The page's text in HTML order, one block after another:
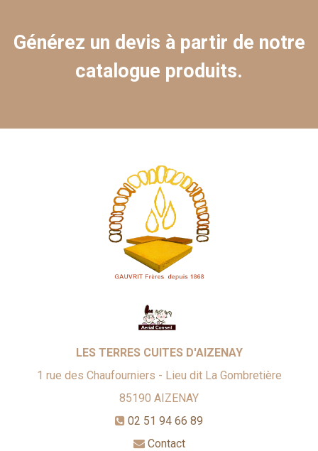
Générez un devis à partir de notre
catalogue produits.
LES TERRES CUITES D'AIZENAY
1 rue des Chaufourniers - Lieu dit La Gombretière
85190 AIZENAY
02 51 94 66 89
Contact